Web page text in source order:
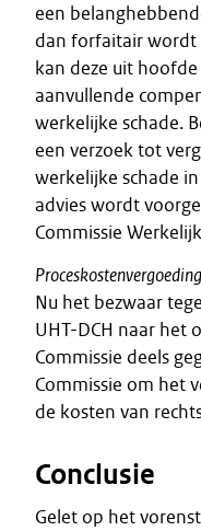
een
dan forfaitair wordt
kan deze uit
aanvullende
werkelijke schade.
een verzoek tot
werkelijke schade
advies wordt
Commissie
Proceskostenvergoeding
Nu het bezwaar
UHT-DCH naar het
Commissie deels
Commissie om het
de kosten van
Conclusie
Gelet op het